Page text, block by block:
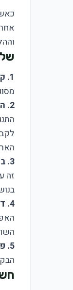
1. קבלת הודעה על בקשת מינוי:
2. הגשת תשובה או התנגדות:
3. בדיקה וקבלת ראיות:
זה
4. דיון בבית המשפט:
5. פסק דין: